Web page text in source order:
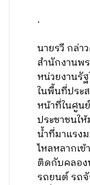
.
นายรวี กล่า
สำนักงานพ
หน่วยงานรั
ในพื้นที่ประ
หน้าที่ในศูน
ประชาชนใ
น้ำที่มาแรง
ไหลหลากเ
ติดกับคลอง
รถยนต์ รถ